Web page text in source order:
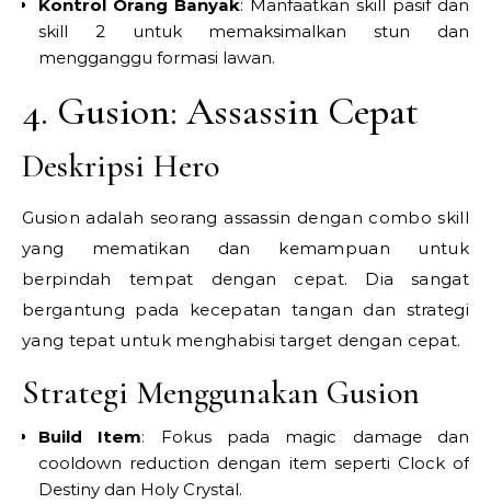
Kontrol Orang Banyak: Manfaatkan skill pasif dan
skill 2 untuk memaksimalkan stun dan
mengganggu formasi lawan.
4. Gusion: Assassin Cepat
Deskripsi Hero
Gusion adalah seorang assassin dengan combo skill
yang mematikan dan kemampuan untuk
berpindah tempat dengan cepat. Dia sangat
bergantung pada kecepatan tangan dan strategi
yang tepat untuk menghabisi target dengan cepat.
Strategi Menggunakan Gusion
Build Item: Fokus pada magic damage dan
cooldown reduction dengan item seperti Clock of
Destiny dan Holy Crystal.